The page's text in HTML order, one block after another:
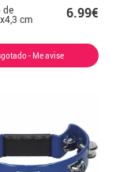
de
cm 6.99€
- Me avise